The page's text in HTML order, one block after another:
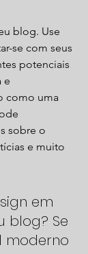
blog. Use
se com seus
potenciais
e
como uma
sobre o
e muito
em
blog? Se
moderno